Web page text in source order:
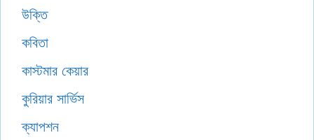
উক্তি
কবিতা
কাস্টমার কেয়ার
কুরিয়ার সার্ভিস
ক্যাপশন